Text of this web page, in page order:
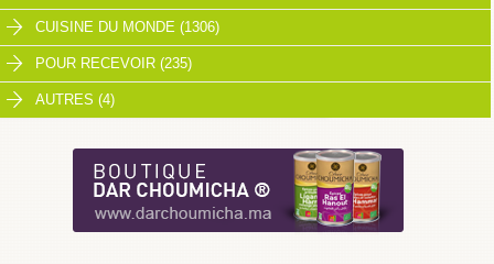
CUISINE DU MONDE (1306)
POUR RECEVOIR (235)
AUTRES (4)